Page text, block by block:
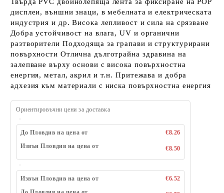
дисплеи, външни знаци, в мебелната и електрическата
индустрия и др. Висока лепливост и сила на срязване
Добра устойчивост на влага, UV и органични
разтворители Подходяща за грапави и структурирани
повърхности Отлична дълготрайна здравина на
залепване върху основи с висока повърхностна
енергия, метал, акрил и т.н. Притежава и добра
адхезия към материали с ниска повърхностна енергия
Ориентировъчни цени за доставка
До Пловдив на цена от
€8.26
Извън Пловдив на цена от
€8.50
Извън Пловдив на цена от
€6.52